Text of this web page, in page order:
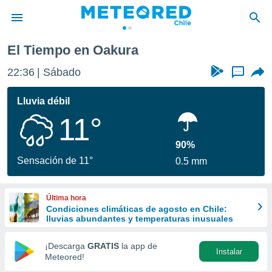
de
por
se
calidad.
a este
las
y
forma
digital
basada
El Tiempo en Oakura
22:36 Sábado ...
Lluvia débil
11°
Sensación de 11°
90%
0.5 mm
Última hora
Condiciones climáticas de agosto en Chile:
lluvias abundantes y temperaturas inusuales
¡Descarga GRATIS la app de
Meteored!
Instalar